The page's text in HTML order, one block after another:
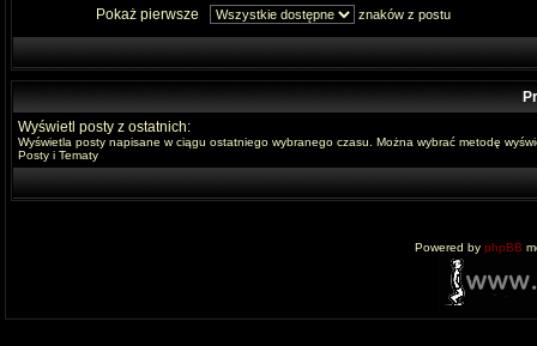
Pokaż pierwsze znaków z postu
Wyświetl posty z ostatnich:
Wyświetla posty napisane w ciągu ostatniego wybranego czasu. Można wybrać metodę
Posty i Tematy
Powered by phpBB